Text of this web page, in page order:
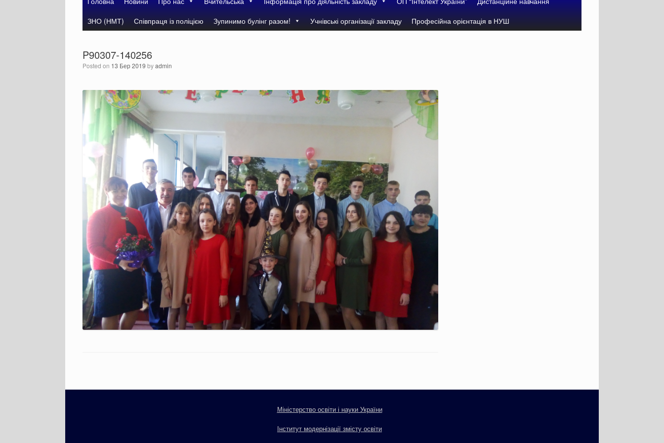
ЗНО (НМТ)
Співпраця із поліцією Зупинимо булінг разом! Учнівські організації закладу Професійна орієнтація в НУШ
P90307-140256
Posted on 13 Бер 2019 byadmin
Міністерство освіти і науки України
Інститут модернізації змісту освіти